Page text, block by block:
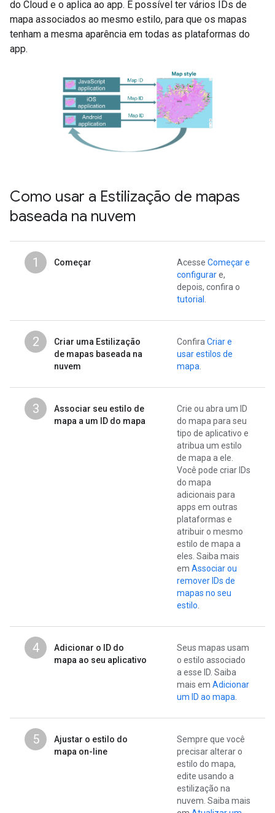
do Cloud e o aplica ao app. É possível ter vários IDs de
mapa associados ao mesmo estilo, para que os mapas
tenham a mesma aparência em todas as plataformas do
app.
Como usar a Estilização de mapas
baseada na nuvem
1 Começar Acesse Começar e
configurare,
depois, confira o
tutorial
2
Criar uma Estilização
de mapas baseada na
nuvem
Confira Criar e
usar estilos de
mapa
3
Associar seu estilo de
mapa a um ID do mapa
Crie ou abra um ID
do mapa para seu
tipo de aplicativo e
atribua um estilo
de mapa a ele.
Você pode criar IDs
do mapa
adicionais para
apps em outras
plataformas e
atribuir o mesmo
estilo de mapa a
eles. Saiba mais
em Associar ou
remover IDs de
mapas no seu
estilo
4
Adicionar o ID do
mapa ao seu aplicativo
Seus mapas usam
o estilo associado
a esse ID. Saiba
mais em Adicionar
um ID ao mapa
5
Ajustar o estilo do
mapa on-line
Sempre que você
precisar alterar o
estilo do mapa,
edite usando a
estilização na
nuvem. Saiba mais